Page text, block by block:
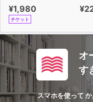
¥1,980
チケット
オ
す
スマホを使って